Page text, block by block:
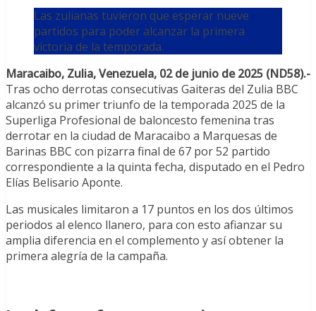
Las zulianas tuvieron que esperar nueve
partidos para poder alcanzar la primera
victoria de la temporada.
Maracaibo, Zulia, Venezuela, 02 de junio de 2025 (ND58).-
Tras ocho derrotas consecutivas Gaiteras del Zulia BBC
alcanzó su primer triunfo de la temporada 2025 de la
Superliga Profesional de baloncesto femenina tras
derrotar en la ciudad de Maracaibo a Marquesas de
Barinas BBC con pizarra final de 67 por 52 partido
correspondiente a la quinta fecha, disputado en el Pedro
Elías Belisario Aponte.
Las musicales limitaron a 17 puntos en los dos últimos
periodos al elenco llanero, para con esto afianzar su
amplia diferencia en el complemento y así obtener la
primera alegría de la campaña.